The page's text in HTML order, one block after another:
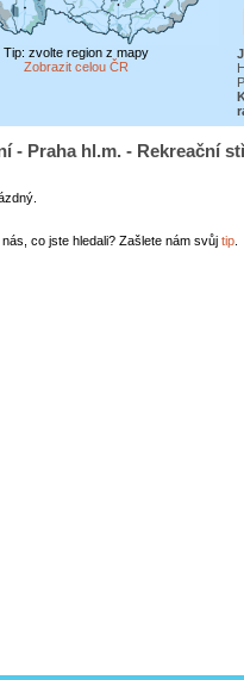
Tip: zvolte region z mapy
Zobrazit celou ČR
- Praha hl.m. - Rekreační
co jste hledali? Zašlete nám svůj tip